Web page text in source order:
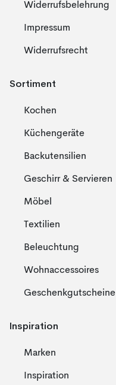
Widerrufsbelehrung
Impressum
Widerrufsrecht
Sortiment
Kochen
Küchengeräte
Backutensilien
Geschirr & Servieren
Möbel
Textilien
Beleuchtung
Wohnaccessoires
Geschenkgutscheine
Inspiration
Marken
Inspiration